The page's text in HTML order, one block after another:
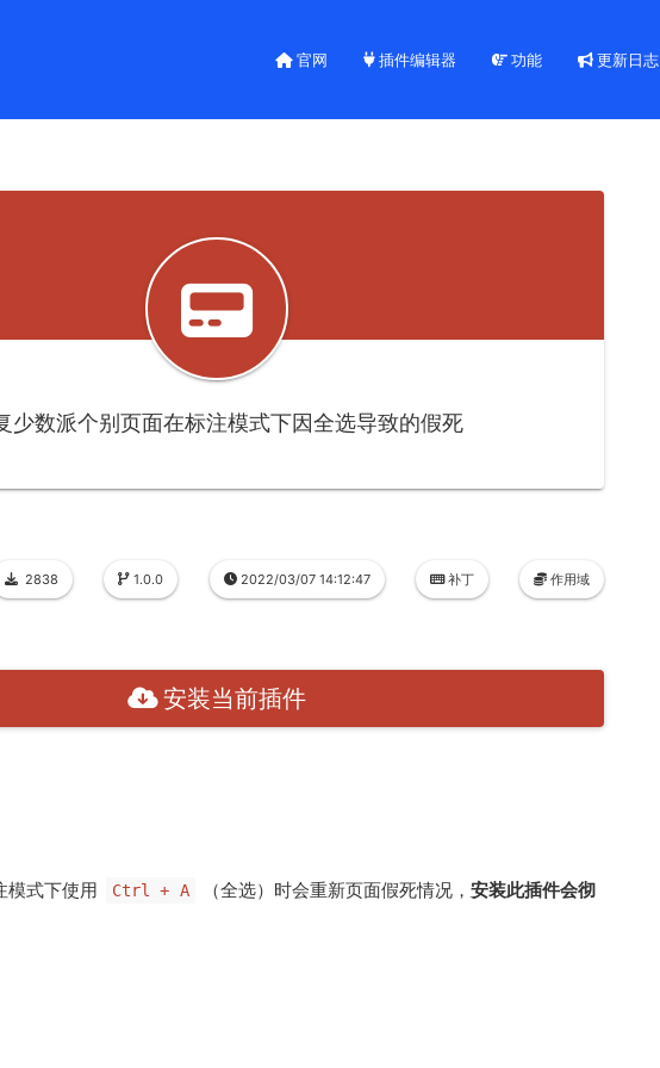
官网 插件编辑器 功能 更新日志
少数派个别页面在标注模式下因全选导致的假死
2838 1.0.0 2022/03/07 14:12:47 补丁 作用域
安装当前插件
模式下使用 Ctrl + A （全选）时会重新页面假死情况， 安装此插件会彻